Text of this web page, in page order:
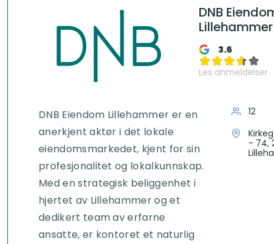
DNB
Lillehammer
3.6
Les anmeldelser
DNB Eiendom Lillehammer er en
anerkjent aktør i det lokale
eiendomsmarkedet, kjent for sin
profesjonalitet og lokalkunnskap.
Med en strategisk beliggenhet i
hjertet av Lillehammer og et
dedikert team av erfarne
ansatte, er kontoret et naturlig
12
- 74,